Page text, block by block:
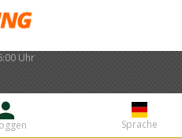
Uhr
Sprache